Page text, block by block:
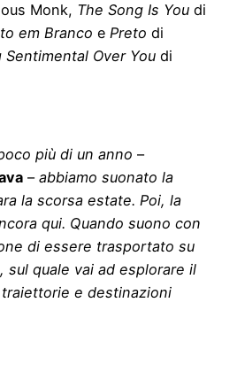
Monk, The Song Is You di
em Branco e Preto di
Sentimental Over You di
più di un anno –
–abbiamo suonato la
la scorsa estate. Poi, la
qui. Quando suono con
di essere trasportato su
sul quale vai ad esplorare il
e destinazioni